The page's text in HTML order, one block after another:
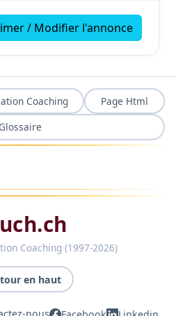
/ Modifier l'annonce
Coaching
Page Html
Coaching (1997-2026)
en haut